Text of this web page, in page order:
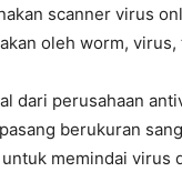
scanner virus
oleh worm,
dari perusahaan
berukuran
memindai virus